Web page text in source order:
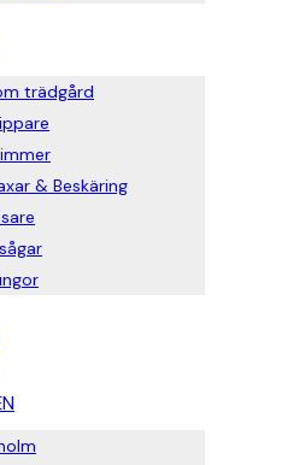
trädgård
& Beskäring